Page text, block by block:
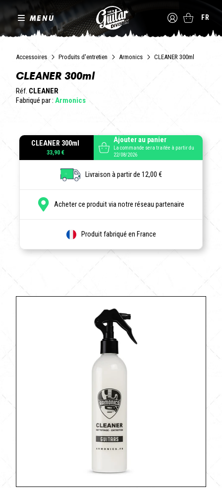
MENU FR
Accessoires Produits d'entretien Armonics CLEANER 300ml
CLEANER 300ml
Réf. CLEANER
Fabriqué par : Armonics
CLEANER 300ml
33,90 €
Ajouter au panier
La commande sera traitée à partir du
22/08/2026
Livraison à partir de 12,00 €
Acheter ce produit via notre réseau partenaire
Produit fabriqué en France